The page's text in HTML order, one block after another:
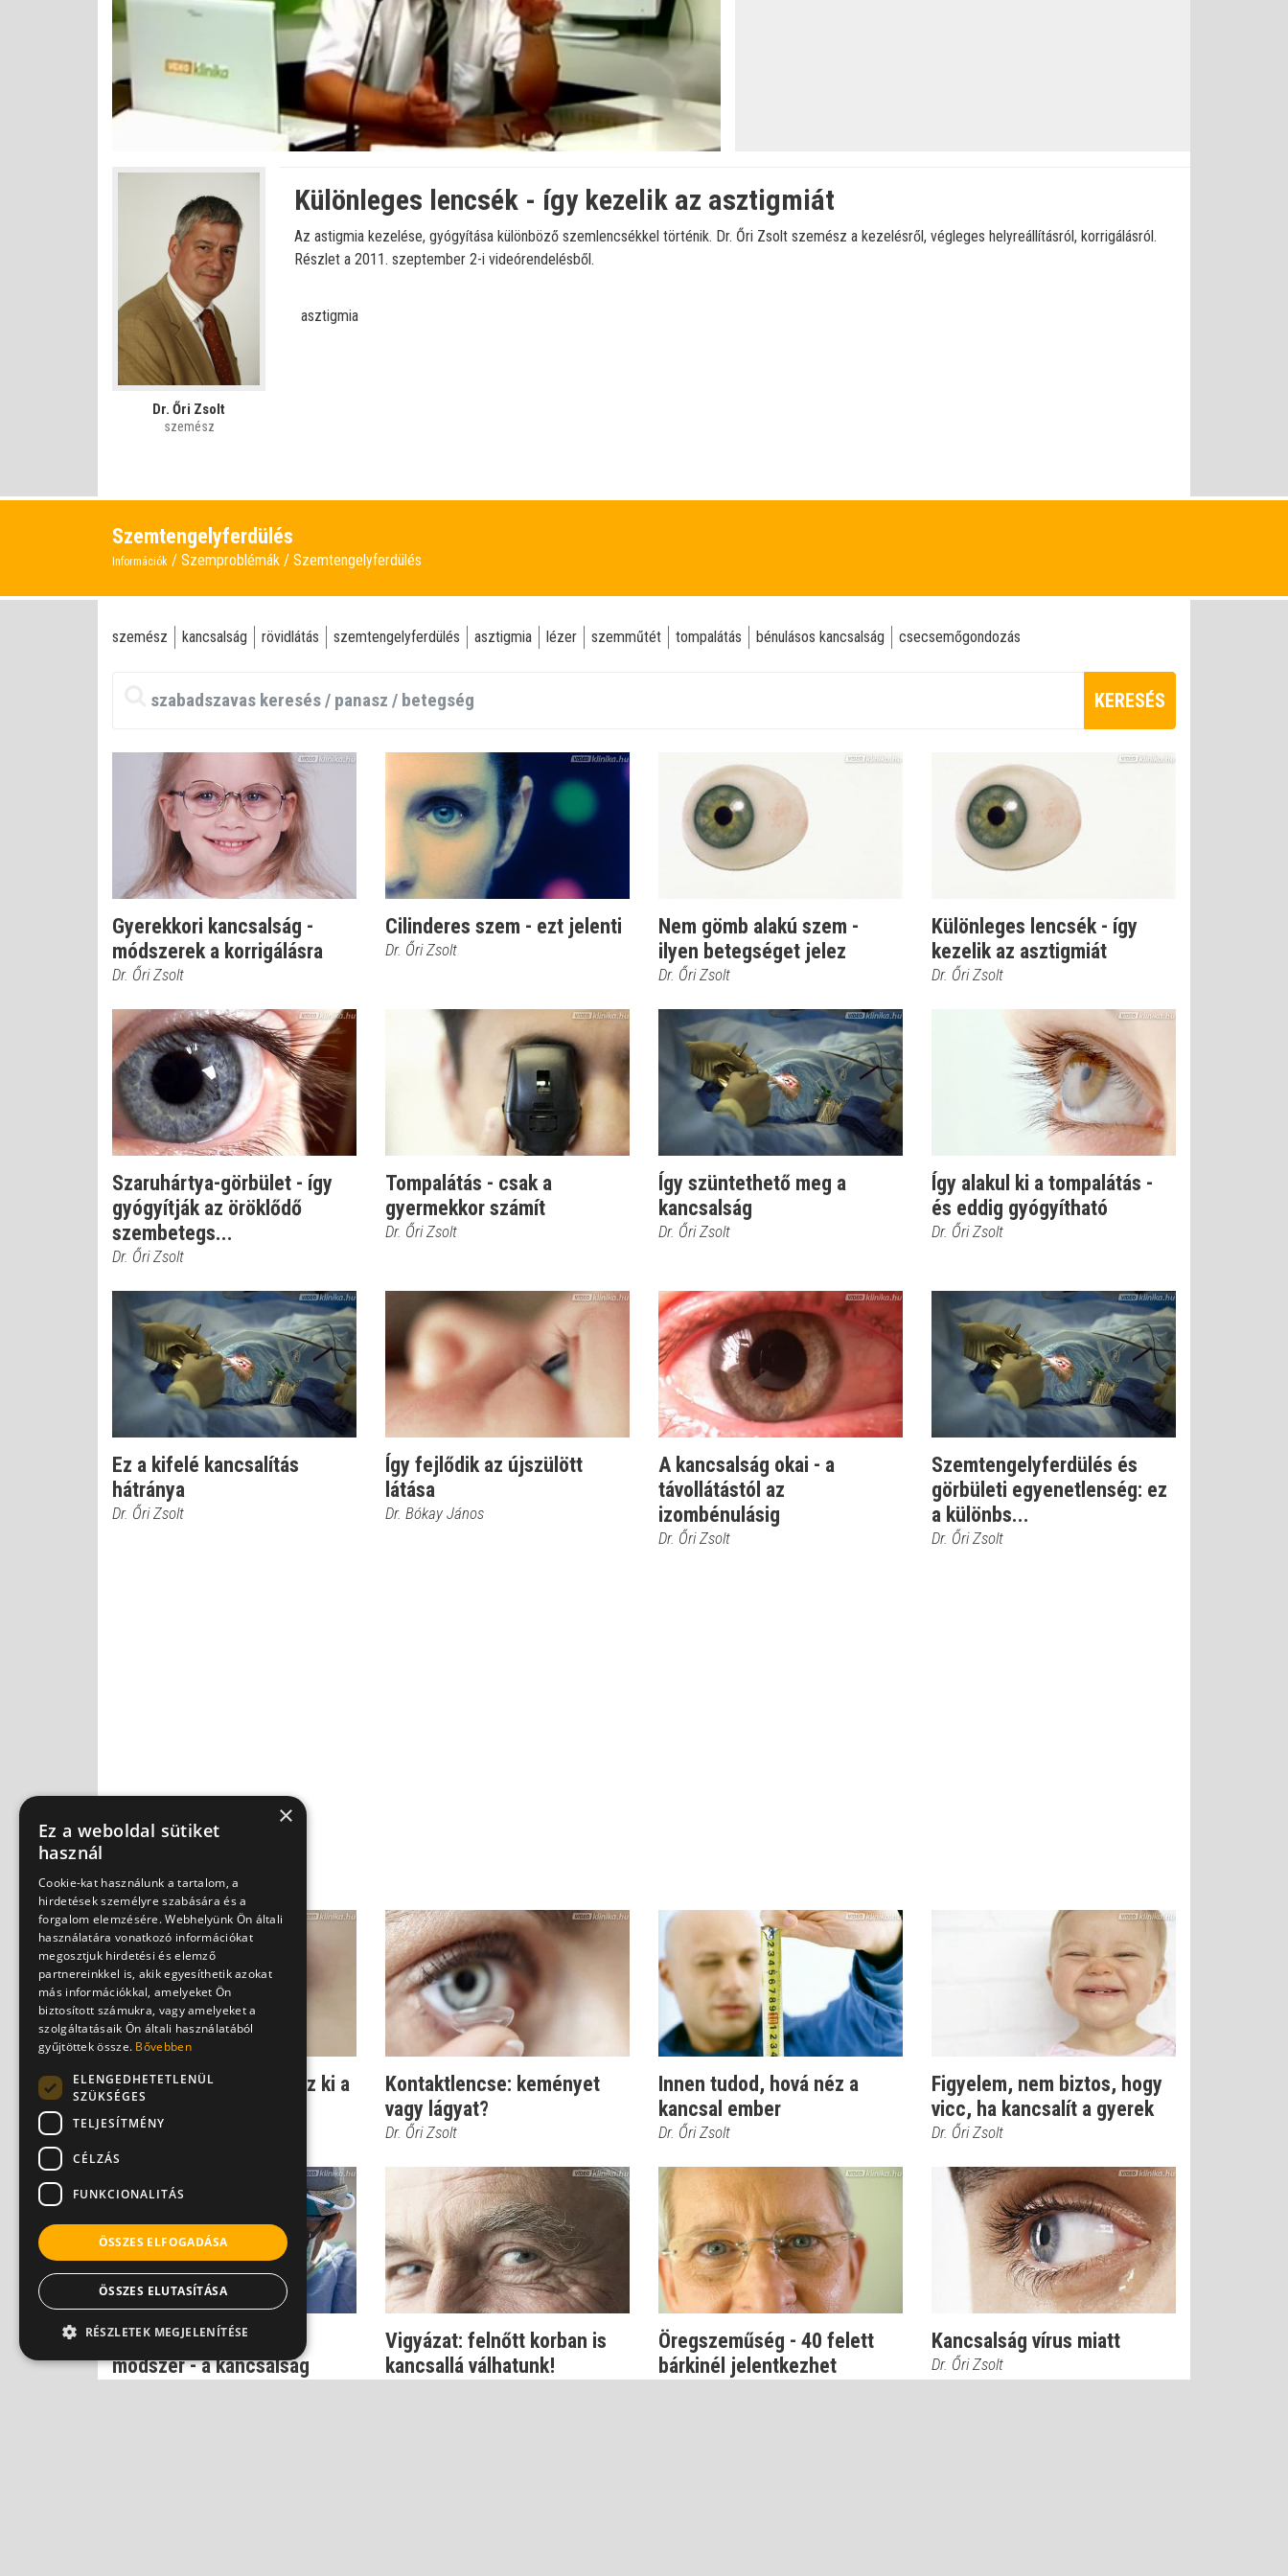
Betöltve:
0%
Dr. Őri Zsolt
szemész
Különleges lencsék - így kezelik az asztigmiát
Az astigmia kezelése, gyógyítása különböző szemlencsékkel történik. Dr. Őri Zsolt szemész a kezelésről, végleges helyreállításról, korrigálásról.
Részlet a 2011. szeptember 2-i videórendelésből.
asztigmia
Szemtengelyferdülés
Információk Szemproblémák Szemtengelyferdülés
szemész kancsalság rövidlátás szemtengelyferdülés asztigmia lézer szemműtét tompalátás bénulásos kancsalság csecsemőgondozás
KERESÉS
Gyerekkori kancsalság -
módszerek a korrigálásra
Dr. Őri Zsolt
Cilinderes szem - ezt jelenti
Dr. Őri Zsolt
Nem gömb alakú szem -
ilyen betegséget jelez
Dr. Őri Zsolt
Különleges lencsék - így
kezelik az asztigmiát
Dr. Őri Zsolt
Szaruhártya-görbület - így
gyógyítják az öröklődő
szembetegs...
Dr. Őri Zsolt
Tompalátás - csak a
gyermekkor számít
Dr. Őri Zsolt
Így szüntethető meg a
kancsalság
Dr. Őri Zsolt
Így alakul ki a tompalátás -
és eddig gyógyítható
Dr. Őri Zsolt
Ez a kifelé kancsalítás
hátránya
Dr. Őri Zsolt
Így fejlődik az újszülött
látása
Dr. Bókay János
A kancsalság okai - a
távollátástól az
izombénulásig
Dr. Őri Zsolt
Szemtengelyferdülés és
görbületi egyenetlenség: ez
a különbs...
Dr. Őri Zsolt
Látványos videó: Így néz ki a
lézeres szemműtét
Dr. Őri Zsolt
Kontaktlencse: keményet
vagy lágyat?
Dr. Őri Zsolt
Innen tudod, hová néz a
kancsal ember
Dr. Őri Zsolt
Figyelem, nem biztos, hogy
vicc, ha kancsalít a gyerek
Dr. Őri Zsolt
Az egyedülálló Molnár-
módszer - a kancsalság
Vigyázat: felnőtt korban is
kancsallá válhatunk!
Öregszeműség - 40 felett
bárkinél jelentkezhet
Kancsalság vírus miatt
Dr. Őri Zsolt
×
Ez a weboldal sütiket
használ
Cookie-kat használunk a tartalom, a
hirdetések személyre szabására és a
forgalom elemzésére. Webhelyünk Ön általi
használatára vonatkozó információkat
megosztjuk hirdetési és elemző
partnereinkkel is, akik egyesíthetik azokat
más információkkal, amelyeket Ön
biztosított számukra, vagy amelyeket a
szolgáltatásaik Ön általi használatából
gyűjtöttek össze. Bővebben
ELENGEDHETETLENÜL
SZÜKSÉGES
TELJESÍTMÉNY
CÉLZÁS
FUNKCIONALITÁS
ÖSSZES ELFOGADÁSA
ÖSSZES ELUTASÍTÁSA
RÉSZLETEK MEGJELENÍTÉSE